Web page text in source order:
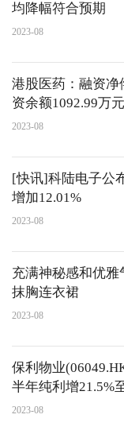
均降幅符合预期
2023-08
港股医药：融资净
资余额1092.99万元
2023-08
[快讯]科陆电子公
增加12.01%
2023-08
充满神秘感和优
抹胸连衣裙
2023-08
保利物业
半年纯利增21.5%至7.64
服务收入同比增长
2023-08